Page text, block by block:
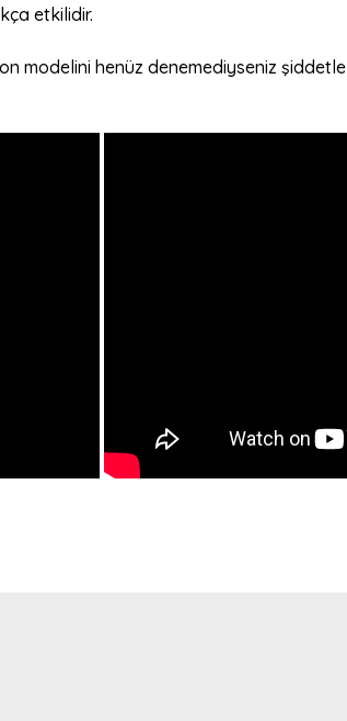
etkilidir.
modelini henüz denemediyseniz